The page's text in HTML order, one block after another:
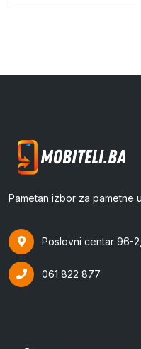
Pametan izbor za pametne
Poslovni centar 96-
061 822 877